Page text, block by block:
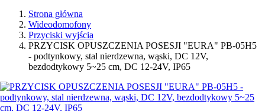
Strona główna
Wideodomofony
Przyciski wyjścia
PRZYCISK OPUSZCZENIA POSESJI "EURA" PB-05H5
- podtynkowy, stal nierdzewna, wąski, DC 12V,
bezdodtykowy 5~25 cm, DC 12-24V, IP65